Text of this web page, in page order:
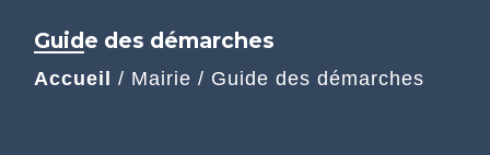
Guide des démarches
Accueil / Mairie / Guide des démarches